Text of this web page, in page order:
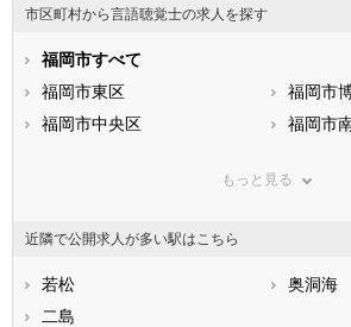
石川県
福井県
静岡県
滋賀県
兵庫県
山口県
福岡県
佐賀県
熊本県
鹿児島県
市区町村から言語聴覚士の求人を探す
福岡市すべて
福岡市東区
福岡市
福岡市中央区
福岡市
北九州市門司区
北九州市戸畑区
北九州
北九州市小倉南区
もっと見る
近隣で公開求人が多い駅はこちら
若松
奥洞海
二島